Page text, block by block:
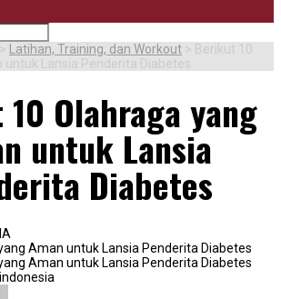
> Latihan, Training, dan Workout > Berikut 10
untuk Lansia Penderita Diabetes
Olahraga yang
untuk Lansia
Diabetes
Aman untuk Lansia Penderita Diabetes
Aman untuk Lansia Penderita Diabetes